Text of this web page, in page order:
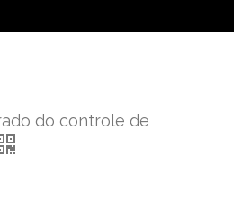
do controle de